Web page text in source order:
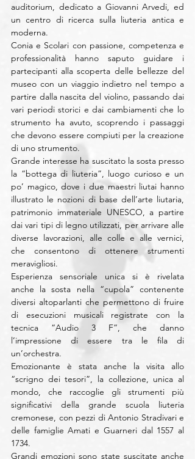
auditorium, dedicato a Giovanni Arvedi, ed
un centro di ricerca sulla liuteria antica e
moderna.
Conia e Scolari con passione, competenza e
professionalità hanno saputo guidare i
partecipanti alla scoperta delle bellezze del
museo con un viaggio indietro nel tempo a
partire dalla nascita del violino, passando dai
vari periodi storici e dai cambiamenti che lo
strumento ha avuto, scoprendo i passaggi
che devono essere compiuti per la creazione
di uno strumento.
Grande interesse ha suscitato la sosta presso
la “bottega di liuteria”, luogo curioso e un
po’ magico, dove i due maestri liutai hanno
illustrato le nozioni di base dell’arte liutaria,
patrimonio immateriale UNESCO, a partire
dai vari tipi di legno utilizzati, per arrivare alle
diverse lavorazioni, alle colle e alle vernici,
che consentono di ottenere strumenti
meravigliosi.
Esperienza sensoriale unica si è rivelata
anche la sosta nella “cupola” contenente
diversi altoparlanti che permettono di fruire
di esecuzioni musicali registrate con la
tecnica “Audio 3 F”, che danno
l’impressione di essere tra le fila di
un’orchestra.
Emozionante è stata anche la visita allo
“scrigno dei tesori”, la collezione, unica al
mondo, che raccoglie gli strumenti più
significativi della grande scuola liuteria
cremonese, con pezzi di Antonio Stradivari e
delle famiglie Amati e Guarneri dal 1557 al
1734.
Grandi emozioni sono state suscitate anche